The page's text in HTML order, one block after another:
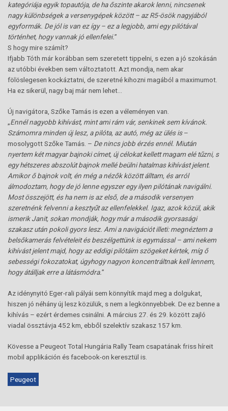
kategóriája egyik topautója, de ha őszinte akarok lenni, nincsenek
nagy különbségek a versenygépek között – az R5-ösök nagyjából
egyformák. De jól is van ez így – ez a legjobb, ami egy pilótával
történhet, hogy vannak jó ellenfelei.”
S hogy mire számít?
Ifjabb Tóth már korábban sem szeretett tippelni, s ezen a jó szokásán
az utóbbi években sem változtatott. Azt mondja, nem akar
fölöslegesen kockáztatni, de szeretné kihozni magából a maximumot.
Ha ez sikerül, nagy baj már nem lehet…
Új navigátora, Szőke Tamás is ezen a véleményen van.
„Ennél nagyobb kihívást, mint ami rám vár, senkinek sem kívánok.
Számomra minden új lesz, a pilóta, az autó, még az ülés is–
mosolygott Szőke Tamás. – De nincs jobb érzés ennél. Miután
nyertem két magyar bajnoki címet, új célokat kellett magam elé tűzni, s
egy hétszeres abszolút bajnok mellé beülni hatalmas kihívást jelent.
Amikor ő bajnok volt, én még a nézők között álltam, és arról
álmodoztam, hogy de jó lenne egyszer egy ilyen pilótának navigálni.
Most összejött, és ha nem is az első, de a második versenyen
szeretnénk felvenni a kesztyűt az ellenfelekkel. Igaz, azok közül, akik
ismerik Janit, sokan mondják, hogy már a második gyorsasági
szakasz után pokoli gyors lesz. Ami a navigációt illeti: megnéztem a
belsőkamerás felvételeit és beszélgettünk is egymással – ami nekem
kihívást jelent majd, hogy az eddigi pilótáim szögeket kértek, míg ő
sebességi fokozatokat, úgyhogy nagyon koncentráltnak kell lennem,
hogy átálljak erre a látásmódra.”
Az idénynyitó Eger-rali pályái sem könnyítik majd meg a dolgukat,
hiszen jó néhány új lesz közülük, s nem a legkönnyebbek. De ez benne a
kihívás – ezért érdemes csinálni. A március 27. és 29. között zajló
viadal össztávja 452 km, ebből szelektív szakasz 157 km.
Kövesse a Peugeot Total Hungária Rally Team csapatának friss híreit
mobil applikáción és facebook-on keresztül is.
Peugeot